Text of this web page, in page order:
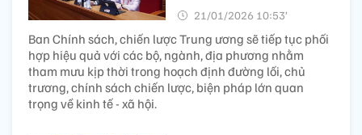
21/01/2026 10:53’
Ban Chính sách, chiến lược Trung ương sẽ tiếp tục phối
hợp hiệu quả với các bộ, ngành, địa phương nhằm
tham mưu kịp thời trong hoạch định đường lối, chủ
trương, chính sách chiến lược, biện pháp lớn quan
trọng về kinh tế - xã hội.